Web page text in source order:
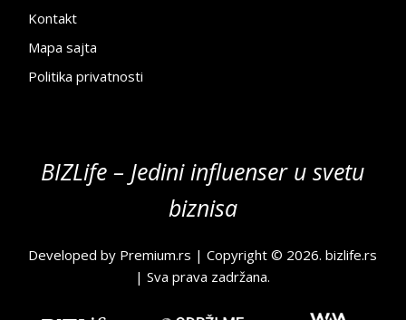
Kontakt
Mapa sajta
Politika privatnosti
BIZLife – Jedini influenser u svetu
biznisa
Developed by Premium.rs | Copyright © 2026.bizlife.rs
| Sva prava zadržana.